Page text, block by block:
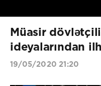
Müasir
ideyalarından
19/05/2020 21:20